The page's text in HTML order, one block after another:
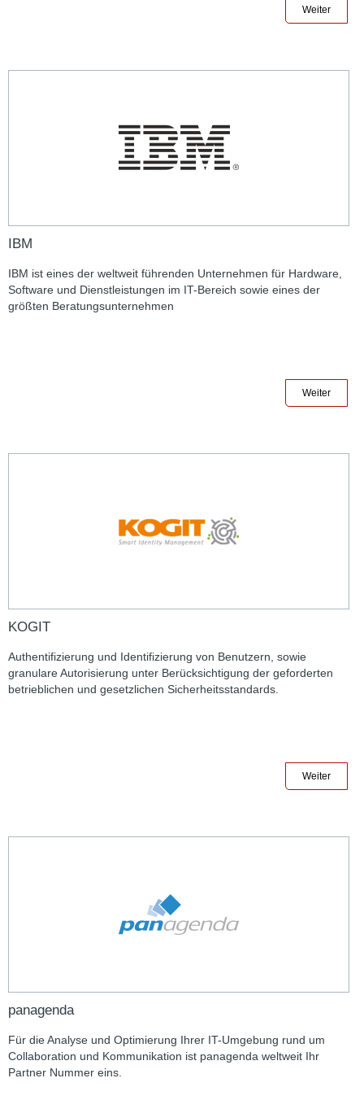
Weiter
IBM
IBM ist eines der weltweit führenden Unternehmen für Hardware,
Software und Dienstleistungen im IT-Bereich sowie eines der
größten Beratungsunternehmen
Weiter
KOGIT
Authentifizierung und Identifizierung von Benutzern, sowie
granulare Autorisierung unter Berücksichtigung der geforderten
betrieblichen und gesetzlichen Sicherheitsstandards.
Weiter
panagenda
Für die Analyse und Optimierung Ihrer IT-Umgebung rund um
Collaboration und Kommunikation ist panagenda weltweit Ihr
Partner Nummer eins.